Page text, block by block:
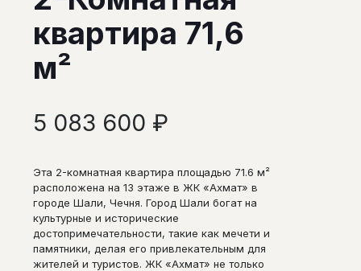
квартира 71,6
м²
5 083 600 ₽
Эта 2-комнатная квартира площадью 71.6 м²
расположена на 13 этаже в ЖК «Ахмат» в
городе Шали, Чечня. Город Шали богат на
культурные и исторические
достопримечательности, такие как мечети и
памятники, делая его привлекательным для
жителей и туристов. ЖК «Ахмат» не только